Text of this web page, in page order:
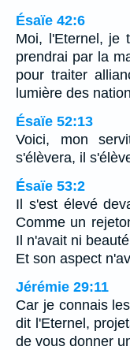
Ésaïe 42:6
Moi, l'Eternel, je
prendrai par la
pour traiter
lumière des
Ésaïe 52:13
Voici, mon
s'élèvera, il
Ésaïe 53:2
Il s'est élevé
Comme un
Il n'avait ni
Et son aspect
Jérémie 29:11
Car je connais
dit l'Eternel,
de vous donner